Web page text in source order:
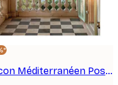
Balcon Méditerranéen Poster